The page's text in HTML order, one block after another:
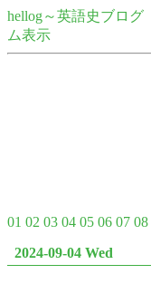
hellog～英語史ブログ
ム表示
01 02 03 04 05 06 07 08
2024-09-04 Wed